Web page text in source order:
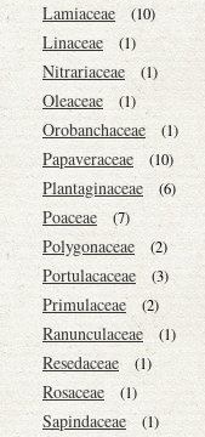
Lamiaceae (10)
Linaceae (1)
Nitrariaceae (1)
Oleaceae (1)
Orobanchaceae (1)
Papaveraceae (10)
Plantaginaceae (6)
Poaceae (7)
Polygonaceae (2)
Portulacaceae (3)
Primulaceae (2)
Ranunculaceae (1)
Resedaceae (1)
Rosaceae (1)
Sapindaceae (1)